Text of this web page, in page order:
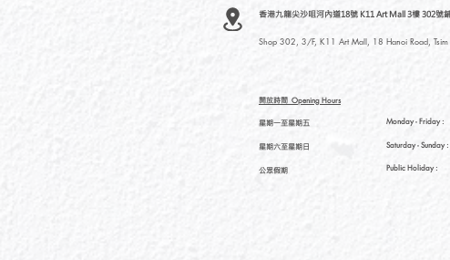
香港九龍尖沙咀河內道18號 K11 Art Mall 3樓 302號
Shop 302, 3/F, K11 Art Mall, 18 Hanoi Road, Tsim
開放時間 Opening Hours
星期一至星期五
星期六至星期日
公眾假期
Monday - Friday :
Saturday- Sunday :
Public Holiday :